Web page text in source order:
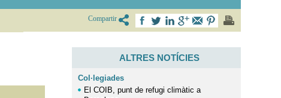
Compartir
ALTRES NOTÍCIES
Col·legiades
El COIB, punt de refugi climàtic a